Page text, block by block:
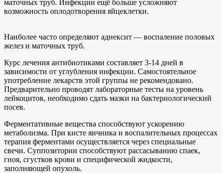
маточных труб. Инфекции ещё больше усложняют
возможность оплодотворения яйцеклетки.
Наиболее часто определяют аднексит — воспаление половых
желез и маточных труб.
Курс лечения антибиотиками составляет 3-14 дней в
зависимости от углубления инфекции. Самостоятельное
употребление лекарств этой группы не рекомендовано.
Предварительно проводят лабораторные тесты на уровень
лейкоцитов, необходимо сдать мазки на бактериологический
посев.
Ферментативные вещества способствуют ускорению
метаболизма. При кисте яичника и воспалительных процессах
терапия ферментами осуществляется через специальные
свечи. Суппозитории способствуют рассасыванию спаек,
гноя, сгустков крови и специфической жидкости,
заполняющей опухоль.